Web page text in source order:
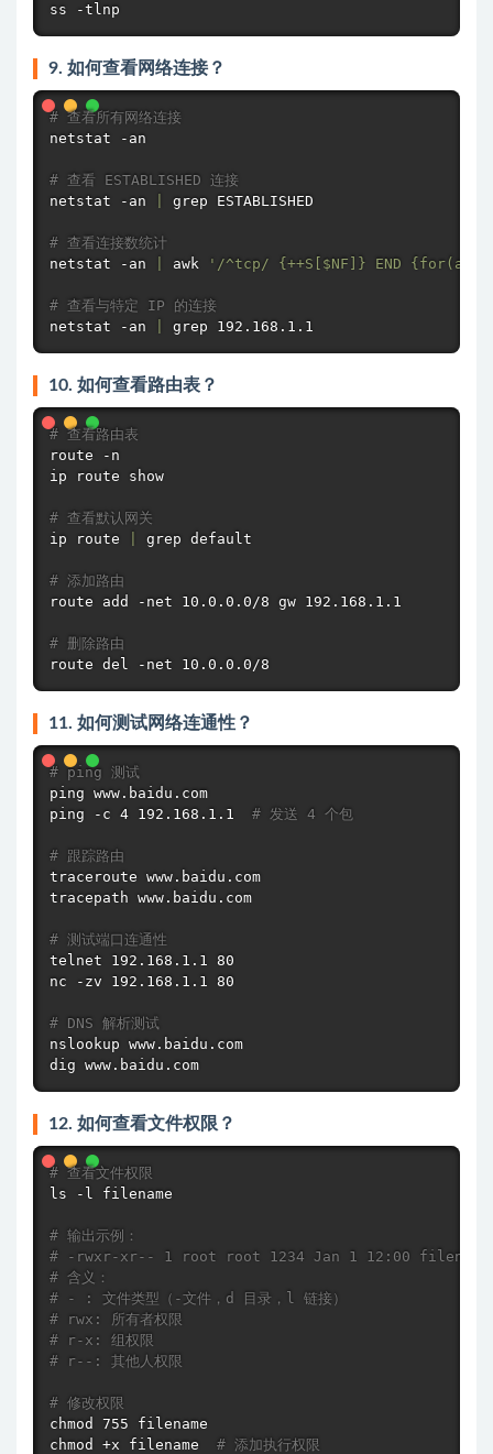
ss -tlnp
9. 如何查看网络连接？
# 查看所有网络连接
netstat -an
# 查看 ESTABLISHED 连接
netstat -an grep ESTABLISHED
# 查看连接数统计
netstat -an awk '/^tcp/ {++S[ $NF ]} END {for(a
# 查看与特定 IP 的连接
netstat -an grep 192.168.1.1
10. 如何查看路由表？
# 查看路由表
route -n
ip route show
# 查看默认网关
ip route
grep default
# 添加路由
route add -net 10.0.0.0/8 gw 192.168.1.1
# 删除路由
route del -net 10.0.0.0/8
11. 如何测试网络连通性？
# ping 测试
ping
ping -c 4 192.168.1.1 # 发送 4 个包
# 跟踪路由
traceroute www.baidu.com
tracepath www.baidu.com
# 测试端口连通性
telnet 192.168.1.1 80
nc -zv 192.168.1.1 80
# DNS 解析测试
nslookup
dig www.baidu.com
12. 如何查看文件权限？
# 查看文件权限
ls -l filename
# 输出示例：
# -rwxr-xr-- 1 root root 1234 Jan 1 12:00 filename
# 含义：
# - : 文件类型（-文件，d 目录，l 链接）
# rwx: 所有者权限
# r-x: 组权限
# r--: 其他人权限
# 修改权限
chmod
chmod
+x filename # 添加执行权限